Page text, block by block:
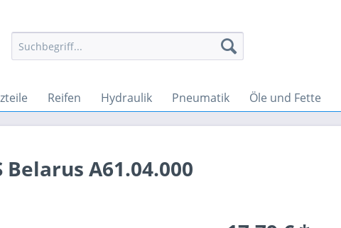
Reifen Hydraulik Pneumatik Öle und Fette
A61.04.000